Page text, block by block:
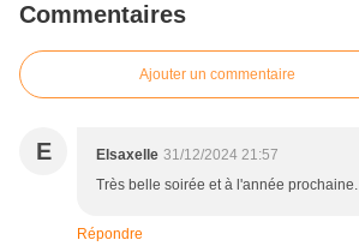
Commentaires
Ajouter un commentaire
E Elsaxelle 31/12/2024 21:57
Très belle soirée et à l'année prochaine.
Répondre